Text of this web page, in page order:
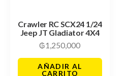
Crawler RC SCX24 1/24
Jeep JT Gladiator 4X4
₲1,250,000
AÑADIR AL
CARRITO